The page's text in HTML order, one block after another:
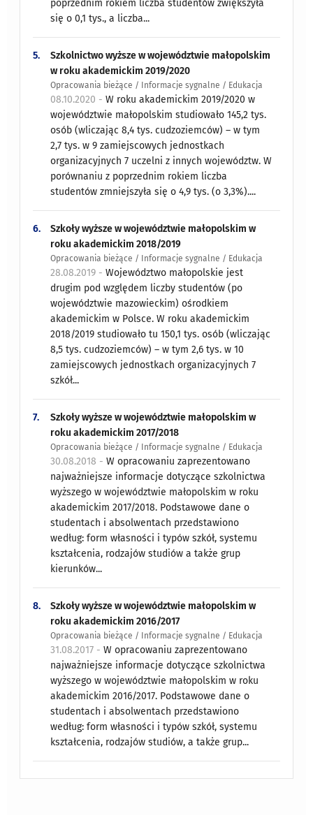
poprzednim rokiem liczba studentów zwiększyła
się o 0,1 tys., a liczba...
5.
Szkolnictwo wyższe w województwie małopolskim
w roku akademickim 2019/2020
Opracowania bieżące / Informacje sygnalne / Edukacja
08.10.2020 -W roku akademickim 2019/2020 w
województwie małopolskim studiowało 145,2 tys.
osób (wliczając 8,4 tys. cudzoziemców) – w tym
2,7 tys. w 9 zamiejscowych jednostkach
organizacyjnych 7 uczelni z innych województw. W
porównaniu z poprzednim rokiem liczba
studentów zmniejszyła się o 4,9 tys. (o 3,3%)....
6.
Szkoły wyższe w województwie małopolskim w
roku akademickim 2018/2019
Opracowania bieżące / Informacje sygnalne / Edukacja
28.08.2019 -Województwo małopolskie jest
drugim pod względem liczby studentów (po
województwie mazowieckim) ośrodkiem
akademickim w Polsce. W roku akademickim
2018/2019 studiowało tu 150,1 tys. osób (wliczając
8,5 tys. cudzoziemców) – w tym 2,6 tys. w 10
zamiejscowych jednostkach organizacyjnych 7
szkół...
7.
Szkoły wyższe w województwie małopolskim w
roku akademickim 2017/2018
Opracowania bieżące / Informacje sygnalne / Edukacja
30.08.2018 -W opracowaniu zaprezentowano
najważniejsze informacje dotyczące szkolnictwa
wyższego w województwie małopolskim w roku
akademickim 2017/2018. Podstawowe dane o
studentach i absolwentach przedstawiono
według: form własności i typów szkół, systemu
kształcenia, rodzajów studiów a także grup
kierunków...
8.
Szkoły wyższe w województwie małopolskim w
roku akademickim 2016/2017
Opracowania bieżące / Informacje sygnalne / Edukacja
31.08.2017 -W opracowaniu zaprezentowano
najważniejsze informacje dotyczące szkolnictwa
wyższego w województwie małopolskim w roku
akademickim 2016/2017. Podstawowe dane o
studentach i absolwentach przedstawiono
według: form własności i typów szkół, systemu
kształcenia, rodzajów studiów, a także grup...